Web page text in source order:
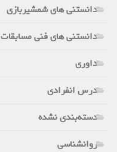
دانستنی های شمشیربازی
دانستنی های فنی مسابقات
داوری
درس انفرادی
دسته‌بندی نشده
روانشناسی